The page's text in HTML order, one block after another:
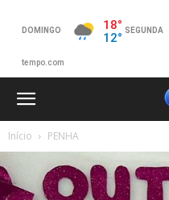
Início PENHA